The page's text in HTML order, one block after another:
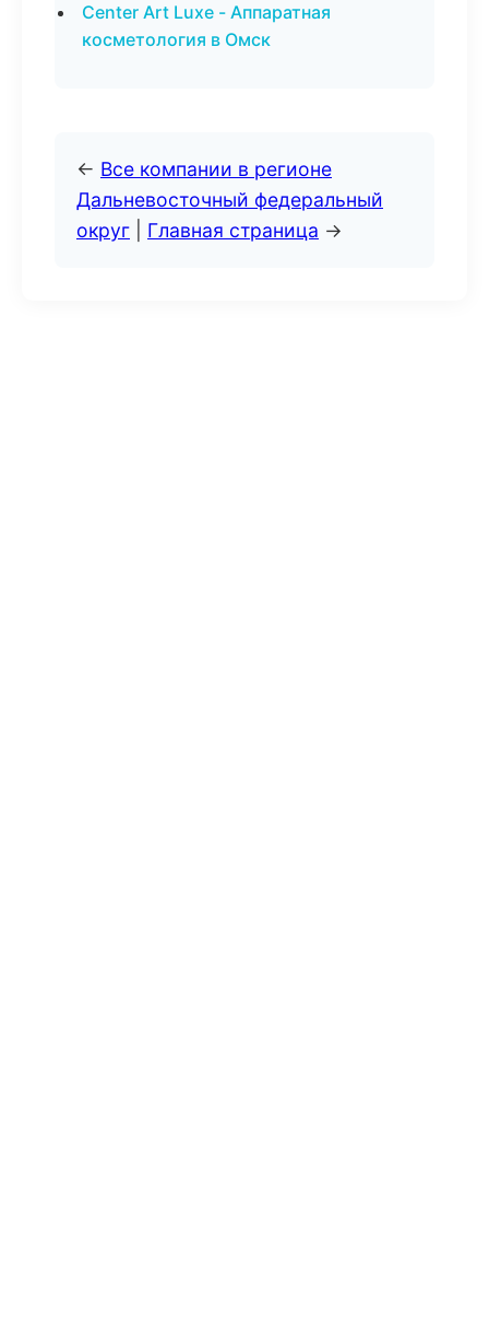
Center Art Luxe - Аппаратная
косметология в Омск
← Все компании в регионе
Дальневосточный федеральный
округ
Главная страница →